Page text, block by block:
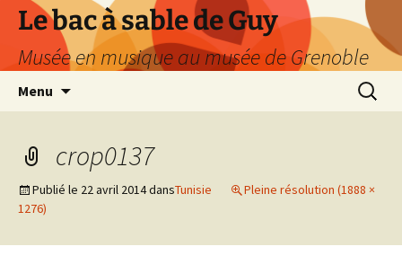
Le bac à sable de Guy
Musée en musique au musée de Grenoble
Menu
crop0137
Publié le 22 avril 2014dansTunisie
Pleine résolution (1888 ×
1276)